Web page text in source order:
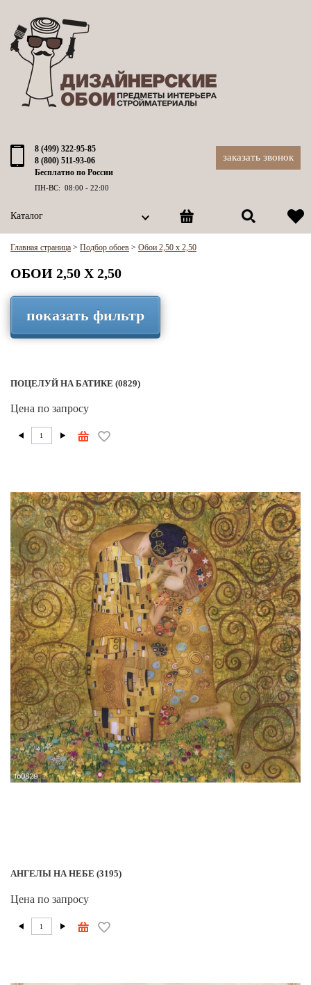
8 (499) 322-95-85
8 (800) 511-93-06
Бесплатно по России
ПН-ВС: 08:00 - 22:00
заказать звонок
Каталог
Главная страница > Подбор обоев > Обои 2,50 x 2,50
ОБОИ 2,50 X 2,50
показать фильтр
ПОЦЕЛУЙ НА БАТИКЕ (0829)
Цена по запросу
АНГЕЛЫ НА НЕБЕ (3195)
Цена по запросу